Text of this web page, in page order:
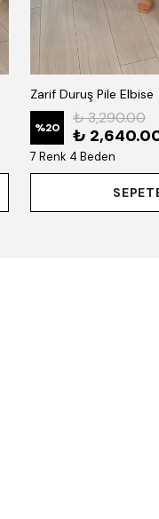
Zarif Duruş Pile Elbise
%20
₺ 3,290.00
₺
7 Renk 4 Beden